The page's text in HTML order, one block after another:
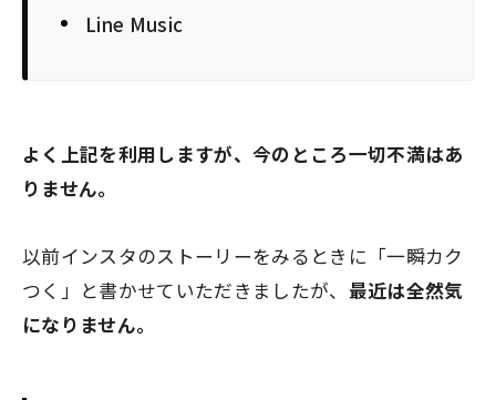
Line Music
よく上記を利用しますが、今のところ一切不満はあ
りません。
以前インスタのストーリーをみるときに「一瞬カク
つく」と書かせていただきましたが、 最近は全然気
になりません。